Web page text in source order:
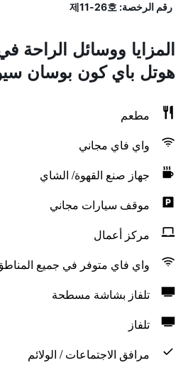
رقم الرخصة: 제11-26호
المزايا ووسائل الراحة
هوتل باي كون بوسان
مطعم
واي فاي مجاني
جهاز صنع القهوة/ الشاي
موقف سيارات مجاني
مركز أعمال
واي فاي متوفر في جميع
تلفاز بشاشة مسطحة
تلفاز
مرافق الاجتماعات / الولائم